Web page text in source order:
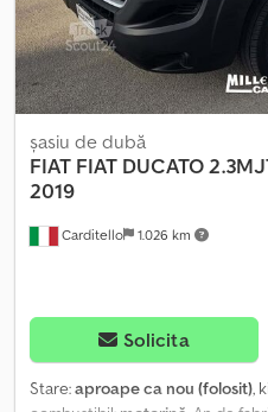
kilometrajul, eventualele
WhatsApp !!!!! !!!! Fg-8925 !!!!
Accskr
Carditello 1.026 km
șasiu de dubă
FIAT FIAT DUCATO
2019
Solicita
Stare:aproape ca nou (folosit),